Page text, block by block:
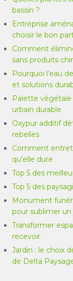
bassin ?
Entreprise
choisir le bon
Comment
sans produits
Pourquoi l’eau
et solutions
Palette
urbain durable
Oxypur additif
rebelles
Comment
qu’elle dure
Top 5 des
Top 5 des
Monument
pour sublimer
Transformer
recevoir
Jardin : le choix
de Delta